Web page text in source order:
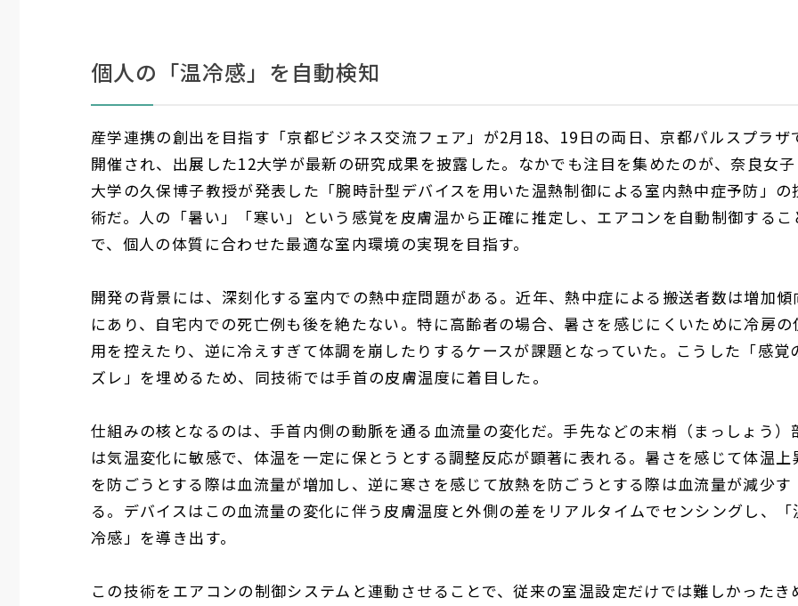
個人の「温冷感」を自動検知
産学連携の創出を目指す「京都ビジネス交流フェア」が2月18、19日の両日、京都パルスプラザ
開催され、出展した12大学が最新の研究成果を披露した。なかでも注目を集めたのが、奈良女子
大学の久保博子教授が発表した「腕時計型デバイスを用いた温熱制御による室内熱中症予防」の
術だ。人の「暑い」「寒い」という感覚を皮膚温から正確に推定し、エアコンを自動制御するこ
で、個人の体質に合わせた最適な室内環境の実現を目指す。
開発の背景には、深刻化する室内での熱中症問題がある。近年、熱中症による搬送者数は増加傾
にあり、自宅内での死亡例も後を絶たない。特に高齢者の場合、暑さを感じにくいために冷房の
用を控えたり、逆に冷えすぎて体調を崩したりするケースが課題となっていた。こうした「感覚
ズレ」を埋めるため、同技術では手首の皮膚温度に着目した。
仕組みの核となるのは、手首内側の動脈を通る血流量の変化だ。手先などの末梢（まっしょう）
は気温変化に敏感で、体温を一定に保とうとする調整反応が顕著に表れる。暑さを感じて体温上
を防ごうとする際は血流量が増加し、逆に寒さを感じて放熱を防ごうとする際は血流量が減少す
る。デバイスはこの血流量の変化に伴う皮膚温度と外側の差をリアルタイムでセンシングし、「
冷感」を導き出す。
この技術をエアコンの制御システムと連動させることで、従来の室温設定だけでは難しかったき